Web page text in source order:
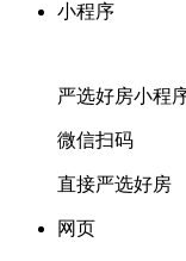
小程序
严选好房小程
微信扫码
直接严选好房
网页